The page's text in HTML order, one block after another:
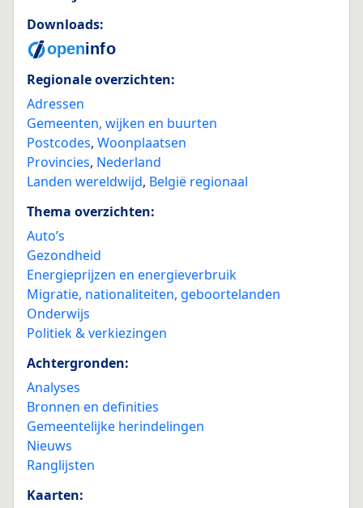
Downloads:
Regionale overzichten:
Adressen
Gemeenten, wijken en buurten
Postcodes, Woonplaatsen
Provincies, Nederland
Landen wereldwijd, België regionaal
Thema overzichten:
Auto’s
Gezondheid
Energieprijzen en energieverbruik
Migratie, nationaliteiten, geboortelanden
Onderwijs
Politiek & verkiezingen
Achtergronden:
Analyses
Bronnen en definities
Gemeentelijke herindelingen
Nieuws
Ranglijsten
Kaarten: